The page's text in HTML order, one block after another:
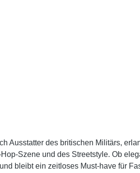
Ausstatter des britischen Militärs,
Szene und des Streetstyle. Ob
bleibt ein zeitloses Must-have für